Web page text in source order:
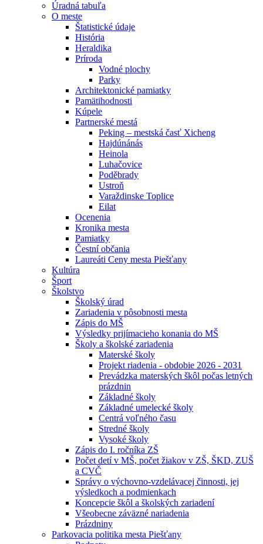
Úradná tabuľa
O meste
Štatistické údaje
História
Heraldika
Príroda
Vodné plochy
Parky
Architektonické pamiatky
Pamätihodnosti
Kúpele
Partnerské mestá
Peking – mestská časť Xicheng
Hajdúnánás
Heinola
Luhačovice
Poděbrady
Ustroň
Varaždinske Toplice
Eilat
Ocenenia
Kronika mesta
Pamiatky
Čestní občania
Laureáti Ceny mesta Piešťany
Kultúra
Šport
Školstvo
Školský úrad
Zariadenia v pôsobnosti mesta
Zápis do MŠ
Výsledky prijímacieho konania do MŠ
Školy a školské zariadenia
Materské školy
Projekt riadenia - obdobie 2026 - 2031
Prevádzka materských škôl počas letných
prázdnin
Základné školy
Základné umelecké školy
Centrá voľného času
Stredné školy
Vysoké školy
Zápis do I. ročníka ZŠ
Počet detí v MŠ, počet žiakov v ZŠ, ŠKD, ZUŠ
a CVČ
Správy o výchovno-vzdelávacej činnosti, jej
výsledkoch a podmienkach
Koncepcie škôl a školských zariadení
Všeobecne záväzné nariadenia
Prázdniny
Parkovacia politika mesta Piešťany